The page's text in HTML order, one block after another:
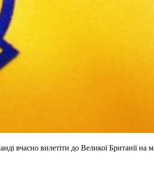
вчасно вилетіти до Великої Британії на